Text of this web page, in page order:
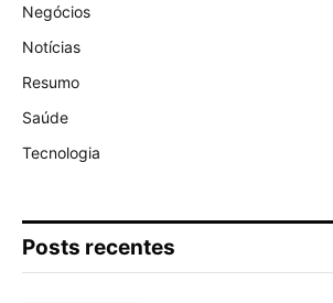
Negócios
Notícias
Resumo
Saúde
Tecnologia
Posts recentes